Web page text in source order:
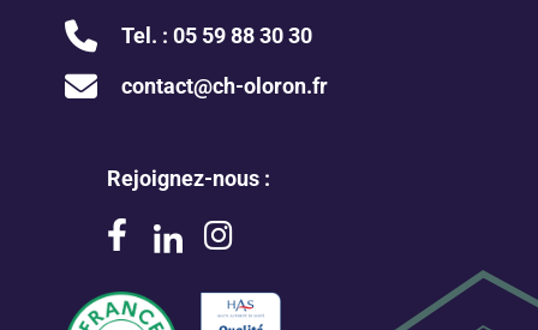
Tel. : 05 59 88 30 30
contact@ch-oloron.fr
Rejoignez-nous :